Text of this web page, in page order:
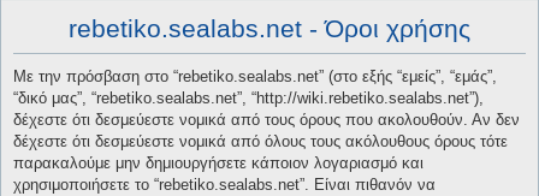
rebetiko.sealabs.net - Όροι χρήσης
Με την πρόσβαση στο “rebetiko.sealabs.net” (στο εξής “εμείς”, “εμάς”,
“δικό μας”, “rebetiko.sealabs.net”, “http://wiki.rebetiko.sealabs.net”),
δέχεστε ότι δεσμεύεστε νομικά από τους όρους που ακολουθούν. Αν δεν
δέχεστε ότι δεσμεύεστε νομικά από όλους τους ακόλουθους όρους τότε
παρακαλούμε μην δημιουργήσετε κάποιον λογαριασμό και
χρησιμοποιήσετε το “rebetiko.sealabs.net”. Είναι πιθανόν να